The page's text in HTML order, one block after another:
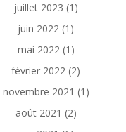
juillet 2023 (1)
juin 2022 (1)
mai 2022(1)
février 2022 (2)
novembre 2021 (1)
août 2021 (2)